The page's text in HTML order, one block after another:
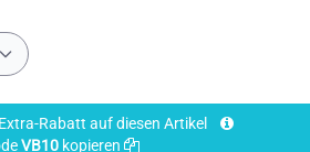
Rabatt auf diesen Artikel
VB10 kopieren